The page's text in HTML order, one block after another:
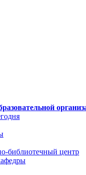
библиотечный центр